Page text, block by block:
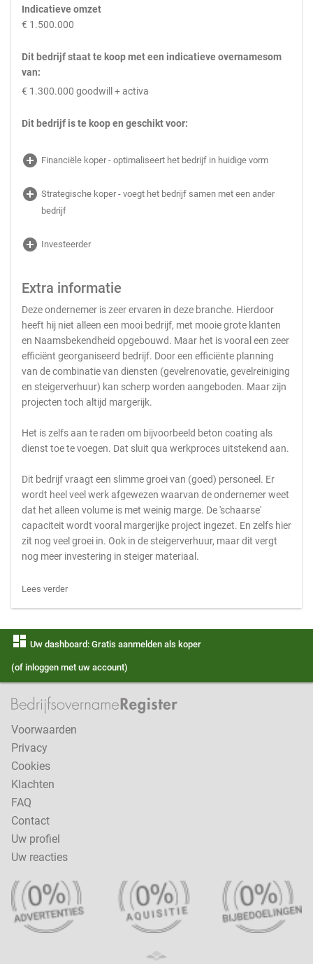
Indicatieve omzet
€ 1.500.000
Dit bedrijf staat te koop met een indicatieve overnamesom
van:
€ 1.300.000 goodwill + activa
Dit bedrijf is te koop en geschikt voor:
add_circle Financiële koper - optimaliseert het bedrijf in huidige vorm
add_circle Strategische koper - voegt het bedrijf samen met een ander
bedrijf
add_circle Investeerder
Extra informatie
Deze ondernemer is zeer ervaren in deze branche. Hierdoor
heeft hij niet alleen een mooi bedrijf, met mooie grote klanten
en Naamsbekendheid opgebouwd. Maar het is vooral een zeer
efficiënt georganiseerd bedrijf. Door een efficiënte planning
van de combinatie van diensten (gevelrenovatie, gevelreiniging
en steigerverhuur) kan scherp worden aangeboden. Maar zijn
projecten toch altijd margerijk.
Het is zelfs aan te raden om bijvoorbeeld beton coating als
dienst toe te voegen. Dat sluit qua werkproces uitstekend aan.
Dit bedrijf vraagt een slimme groei van (goed) personeel. Er
wordt heel veel werk afgewezen waarvan de ondernemer weet
dat het alleen volume is met weinig marge. De 'schaarse'
capaciteit wordt vooral margerijke project ingezet. En zelfs hier
zit nog veel groei in. Ook in de steigerverhuur, maar dit vergt
nog meer investering in steiger materiaal.
Lees verder
dashboard Uw dashboard: Gratis aanmelden als koper
(of inloggen met uw account)
Voorwaarden
Privacy
Cookies
Klachten
FAQ
Contact
Uw profiel
Uw reacties